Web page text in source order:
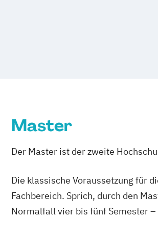
Betriebswirtschaftslehre – Industrial
DevOps und Cloud Computing (DE/EN)
Digital Business Management
Digital Innovation and
Digital Product Management
Digital Transformation Management -
Master
Der Master ist der zweite
Die klassische Voraussetzung für
Fachbereich. Sprich, durch den
Normalfall vier bis fünf Semester